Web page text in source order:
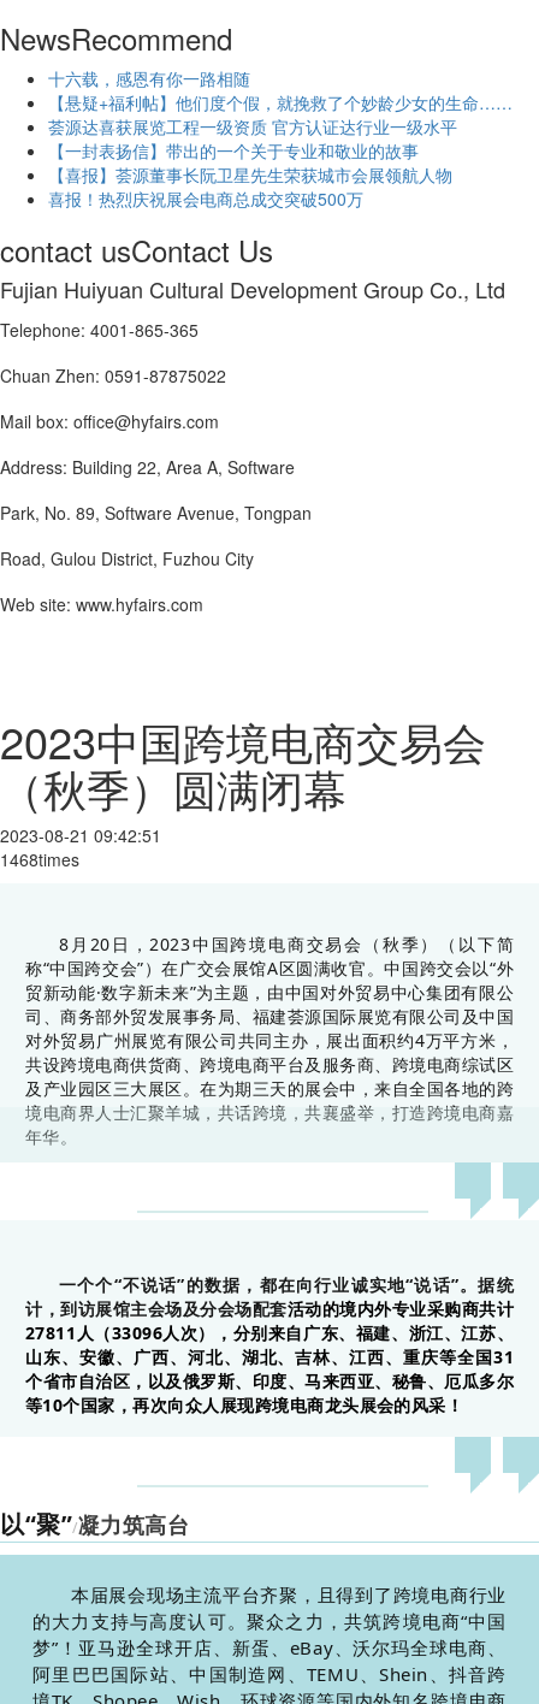
NewsRecommend
十六载，感恩有你一路相随
【悬疑+福利帖】他们度个假，就挽救了个妙龄少女的生命……
荟源达喜获展览工程一级资质 官方认证达行业一级水平
【一封表扬信】带出的一个关于专业和敬业的故事
【喜报】荟源董事长阮卫星先生荣获城市会展领航人物
喜报！热烈庆祝展会电商总成交突破500万
contact usContact Us
Fujian Huiyuan Cultural Development Group Co., Ltd
Telephone: 4001-865-365
Chuan Zhen: 0591-87875022
Mail box: office@hyfairs.com
Address: Building 22, Area A, Software
Park, No. 89, Software Avenue, Tongpan
Road, Gulou District, Fuzhou City
Web site: www.hyfairs.com
2023中国跨境电商交易会
（秋季）圆满闭幕
2023-08-21 09:42:51
1468times
8月20日，2023中国跨境电商交易会（秋季）（以下简
称“中国跨交会”）在广交会展馆A区圆满收官。中国跨交会以“外
贸新动能·数字新未来”为主题，由中国对外贸易中心集团有限公
司、商务部外贸发展事务局、福建荟源国际展览有限公司及中国
对外贸易广州展览有限公司共同主办，展出面积约4万平方米，
共设跨境电商供货商、跨境电商平台及服务商、跨境电商综试区
及产业园区三大展区。在为期三天的展会中，来自全国各地的跨
境电商界人士汇聚羊城，共话跨境，共襄盛举，打造跨境电商嘉
年华。
一个个“不说话”的数据，都在向行业诚实地“说话”。据统
计，到访展馆主会场及分会场配套活动的境内外专业采购商共计
27811人（33096人次），分别来自广东、福建、浙江、江苏、
山东、安徽、广西、河北、湖北、吉林、江西、重庆等全国31
个省市自治区，以及俄罗斯、印度、马来西亚、秘鲁、厄瓜多尔
等10个国家，再次向众人展现跨境电商龙头展会的风采！
以“聚”/凝力筑高台
本届展会现场主流平台齐聚，且得到了跨境电商行业
的大力支持与高度认可。聚众之 力，共筑跨境电商“中国
梦”！亚马逊全球开店、新蛋、eBay、沃尔玛全球电商、
阿里巴巴国际站、中国制造网、TEMU、Shein、抖音跨